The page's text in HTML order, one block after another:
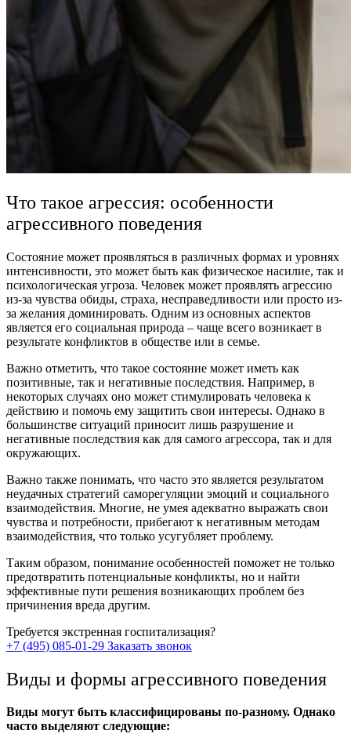
Что такое агрессия: особенности
агрессивного поведения
Состояние может проявляться в различных формах и уровнях
интенсивности, это может быть как физическое насилие, так и
психологическая угроза. Человек может проявлять агрессию
из-за чувства обиды, страха, несправедливости или просто из-
за желания доминировать. Одним из основных аспектов
является его социальная природа – чаще всего возникает в
результате конфликтов в обществе или в семье.
Важно отметить, что такое состояние может иметь как
позитивные, так и негативные последствия. Например, в
некоторых случаях оно может стимулировать человека к
действию и помочь ему защитить свои интересы. Однако в
большинстве ситуаций приносит лишь разрушение и
негативные последствия как для самого агрессора, так и для
окружающих.
Важно также понимать, что часто это является результатом
неудачных стратегий саморегуляции эмоций и социального
взаимодействия. Многие, не умея адекватно выражать свои
чувства и потребности, прибегают к негативным методам
взаимодействия, что только усугубляет проблему.
Таким образом, понимание особенностей поможет не только
предотвратить потенциальные конфликты, но и найти
эффективные пути решения возникающих проблем без
причинения вреда другим.
Требуется экстренная госпитализация?
+7 (495) 085-01-29 Заказать звонок
Виды и формы агрессивного поведения
Виды могут быть классифицированы по-разному. Однако
часто выделяют следующие: